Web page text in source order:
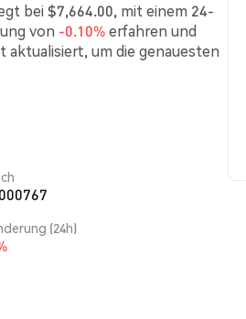
bei $7,664.00, mit einem 24-
von -0.10%erfahren und
um die genauesten
(24h)